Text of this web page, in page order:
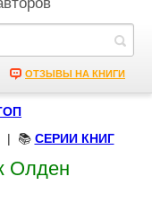
ОТЗЫВЫ НА КНИГИ
| 📚 СЕРИИ КНИГ
Олден